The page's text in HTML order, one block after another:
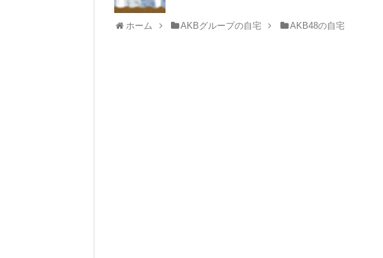
ホーム AKBグループの自宅 AKB48の自宅